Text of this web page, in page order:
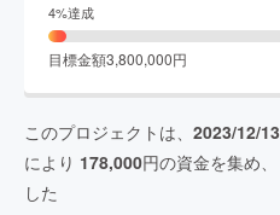
4%達成
目標金額3,800,000円
このプロジェクトは、 2023/12/13
により 178,000円の資金を集め、
した